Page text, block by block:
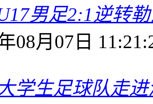
男足2:1逆转
08月07日
学生足球队走